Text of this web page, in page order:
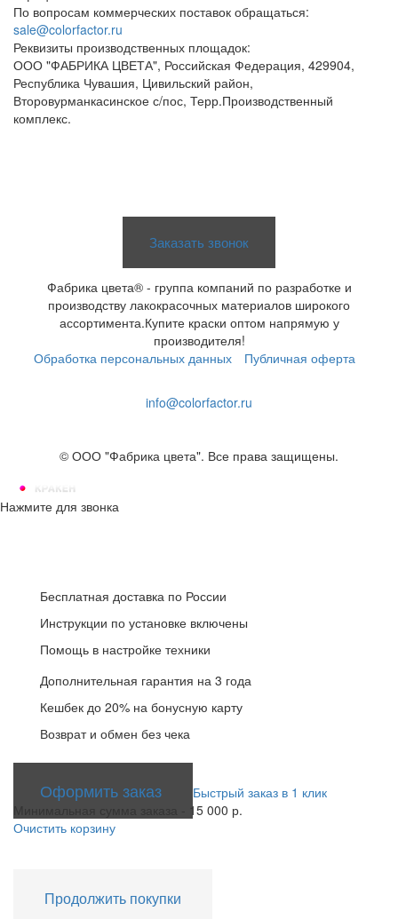
По вопросам коммерческих поставок обращаться:
sale@colorfactor.ru
Реквизиты производственных площадок:
ООО "ФАБРИКА ЦВЕТА", Российская Федерация, 429904,
Республика Чувашия, Цивильский район,
Второвурманкасинское с/пос, Терр.Производственный
комплекс.
Заказать звонок
Фабрика цвета® - группа компаний по разработке и
производству лакокрасочных материалов широкого
ассортимента.Купите краски оптом напрямую у
производителя!
Обработка персональных данных
Публичная оферта
info@colorfactor.ru
© ООО "Фабрика цвета". Все права защищены.
Нажмите для звонка
Бесплатная доставка по России
Инструкции по установке включены
Помощь в настройке техники
Дополнительная гарантия на 3 года
Кешбек до 20% на бонусную карту
Возврат и обмен без чека
Оформить заказ
Быстрый заказ в 1 клик
Минимальная сумма заказа - 15 000 р.
Очистить корзину
Продолжить покупки